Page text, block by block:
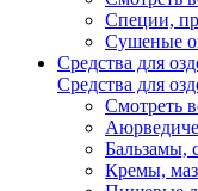
Специи,
Сушеные
Средства для
Средства для
Смотреть
Бальзамы,
Кремы,